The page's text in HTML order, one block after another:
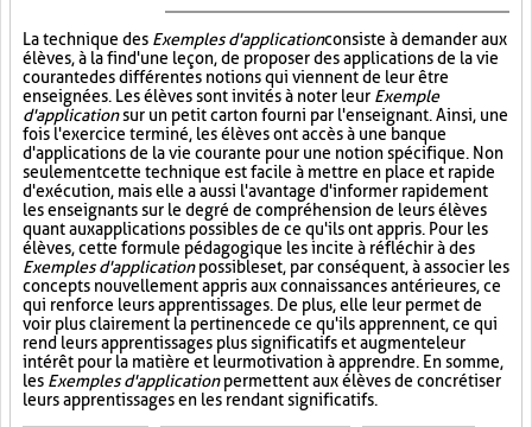
La technique des Exemples d'applicationconsiste à demander aux
élèves, à la fin d'une leçon, de proposer des applications de la vie
courante des différentes notions qui viennent de leur être
enseignées. Les élèves sont invités à noter leur Exemple
d'applicationsur un petit carton fourni par l'enseignant. Ainsi, une
fois l'exercice terminé, les élèves ont accès à une banque
d'applications de la vie courante pour une notion spécifique. Non
seulement cette technique est facile à mettre en place et rapide
d'exécution, mais elle a aussi l'avantage d'informer rapidement
les enseignants sur le degré de compréhension de leurs élèves
quant aux applications possibles de ce qu'ils ont appris. Pour les
élèves, cette formule pédagogique les incite à réfléchir à des
Exemples d'applicationpossibles et, par conséquent, à associer les
concepts nouvellement appris aux connaissances antérieures, ce
qui renforce leurs apprentissages. De plus, elle leur permet de
voir plus clairement la pertinence de ce qu'ils apprennent, ce qui
rend leurs apprentissages plus significatifs et augmente leur
intérêt pour la matière et leur motivation à apprendre. En somme,
les Exemples d'applicationpermettent aux élèves de concrétiser
leurs apprentissages en les rendant significatifs.